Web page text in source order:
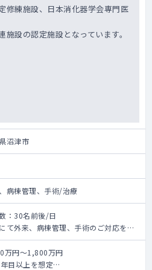
66,000円／月、世帯：
家補助有り
修練施設、日本消化器学会専門医
設の認定施設となっています。
沼津市
病棟管理、手術/治療
：30名前後/日
て外来、病棟管理、手術のご対応をお
ます。
お仕事内容はご相談の上、決定いたし
万円～1,800万円
目以上を想定